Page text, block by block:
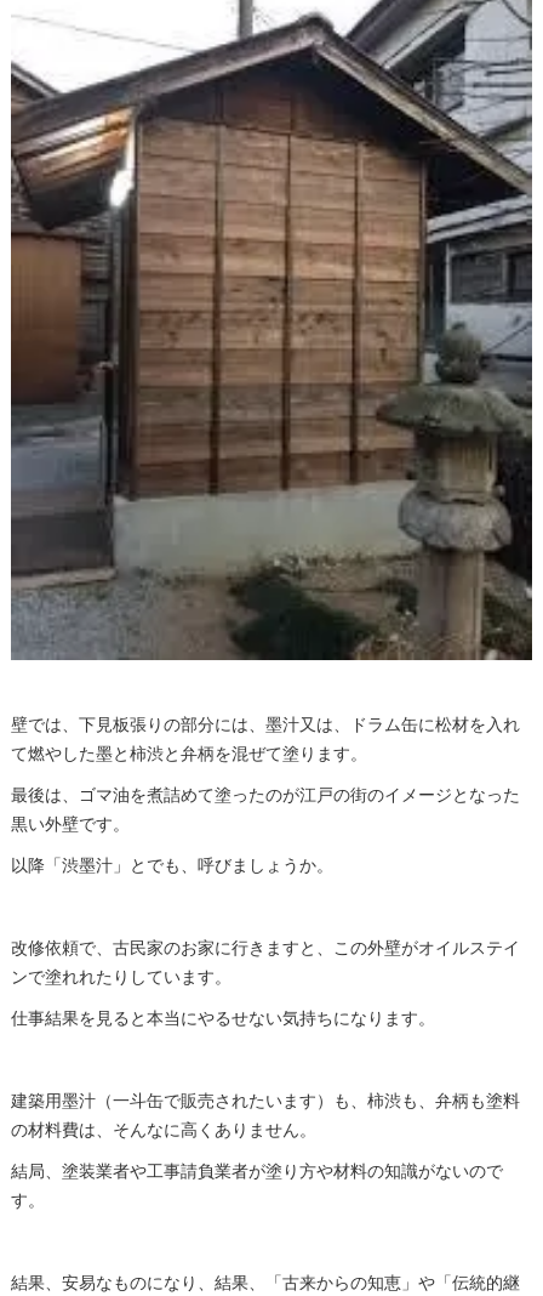
壁では、下見板張りの部分には、墨汁又は、ドラム缶に松材を入れ
て燃やした墨と柿渋と弁柄を混ぜて塗ります。
最後は、ゴマ油を煮詰めて塗ったのが江戸の街のイメージとなった
黒い外壁です。
以降「渋墨汁」とでも、呼びましょうか。
改修依頼で、古民家のお家に行きますと、この外壁がオイルステイ
ンで塗れれたりしています。
仕事結果を見ると本当にやるせない気持ちになります。
建築用墨汁（一斗缶で販売されたいます）も、柿渋も、弁柄も塗料
の材料費は、そんなに高くありません。
結局、塗装業者や工事請負業者が塗り方や材料の知識がないので
す。
結果、安易なものになり、結果、「古来からの知恵」や「伝統的継